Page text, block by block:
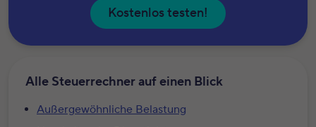
Kostenlos testen!
Alle Steuerrechner auf einen Blick
Außergewöhnliche Belastung